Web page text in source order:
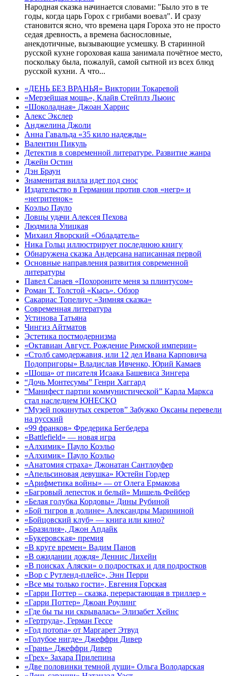
Hародная сказка начинается словами: "Было это в те
годы, когда царь Горох с грибами воевал". И сразу
становится ясно, что времена царя Гороха это не просто
седая древность, а времена баснословные,
анекдотичные, вызывающие усмешку. В старинной
русской кухне гороховая каша занимала почётное место,
поскольку была, пожалуй, самой сытной из всех блюд
русской кухни. А что...
«ДЕНЬ БЕЗ ВРАНЬЯ» Виктории Токаревой
«Мерзейшая мощь», Клайв Стейплз Льюис
«Шоколадная» Джоан Харрис
Алекс Экслер
Анджелина Джоли
Анна Гавальда «35 кило надежды»
Валентин Пикуль
Детектив в современной литературе. Развитие жанра
Джейн Остин
Дэн Браун
Знаменитая вилла идет под снос
Издательство в Германии против слов «негр» и
«негритенок»
Коэльо Пауло
Ловцы удачи Алексея Пехова
Людмила Улицкая
Михаил Яворский «Обладатель»
Ника Гольц иллюстрирует последнюю книгу
Обнаружена сказка Андерсана написанная первой
Основные направления развития современной
литературы
Павел Санаев «Похороните меня за плинтусом»
Роман Т. Толстой «Кысь». Обзор
Сакариас Топелиус «Зимняя сказка»
Современная литература
Устинова Татьяна
Чингиз Айтматов
Эстетика постмодернизма
«Октавиан Август. Рождение Римской империи»
«Столб самодержавия, или 12 дел Ивана Карповича
Подопригоры» Владислав Ивченко, Юрий Камаев
«Шоша» от писателя Исаака Башевиса Зингера
“Дочь Монтесумы” Генри Хаггард
“Манифест партии коммунистической” Карла Маркса
стал наследием ЮНЕСКО
“Музей покинутых секретов” Забужко Оксаны перевели
на русский
«99 франков» Фредерика Бегбедера
«Battlefield» — новая игра
«Алхимик» Пауло Коэльо
«Алхимик» Пауло Коэльо
«Анатомия страха» Джонатан Сантлоуфер
«Апельсиновая девушка» Юстейн Гордер
«Арифметика войны» — от Олега Ермакова
«Багровый лепесток и белый» Мишель Фейбер
«Белая голубка Кордовы» Дины Рубиной
«Бой тигров в долине» Александры Марининой
«Бойцовский клуб» — книга или кино?
«Бразилия», Джон Апдайк
«Букеровская» премия
«В круге времен» Вадим Панов
«В ожидании дождя» Деннис Лихейн
«В поисках Аляски» о подростках и для подростков
«Вор с Рутленд-плейс», Энн Перри
«Все мы только гости», Евгения Горская
«Гарри Поттер – сказка, перерастающая в триллер »
«Гарри Поттер» Джоан Роулинг
«Где бы ты ни скрывалась» Элизабет Хейнс
«Гертруда», Герман Гессе
«Год потопа» от Маргарет Этвуд
«Голубое нигде» Джеффри Дивер
«Грань» Джеффри Дивер
«Грех» Захара Прилепина
«Две половинки темной души» Ольга Володарская